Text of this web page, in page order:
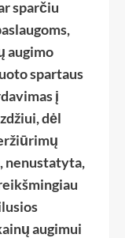
sparčiu
augimo
spartaus
į
dėl
nenustatyta,
augimui